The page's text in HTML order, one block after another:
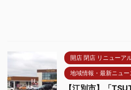
開店 閉店 リニューア
地域情報・最新ニュー